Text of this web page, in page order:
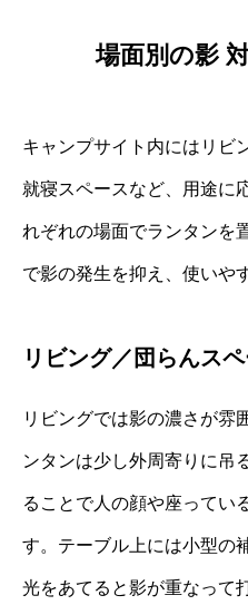
場面別の影
キャンプサイト内にはリビ
就寝スペースなど、用途に
れぞれの場面でランタンを
で影の発生を抑え、使いや
リビング／団らんス
リビングでは影の濃さが雰
ンタンは少し外周寄りに吊
ることで人の顔や座ってい
す。テーブル上には小型の
光をあてると影が重なって